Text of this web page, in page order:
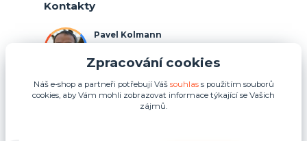
Kontakty
Pavel Kolmann
(Po-Ne, 8:00-17:00 hod.)
p.kolmann@coolplays.cz
Zpracování cookies
Náš e-shop a partneři potřebují Váš souhlass použitím souborů
cookies, aby Vám mohli zobrazovat informace týkající se Vašich
zájmů.